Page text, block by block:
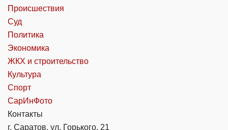
Происшествия
Суд
Политика
Экономика
ЖКХ и строительство
Культура
Спорт
СарИнФото
Контакты
г. Саратов, ул. Горького, 21